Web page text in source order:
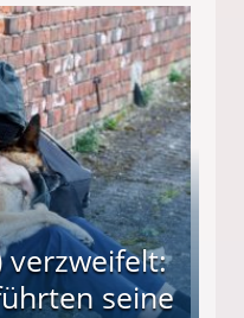
verzweifelt:
seine